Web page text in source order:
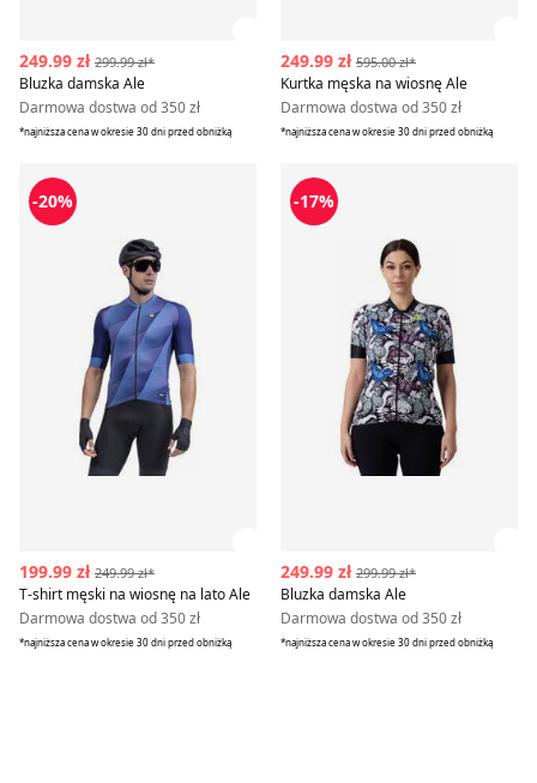
249.99 zł 299.99 zł*
Bluzka damska Ale
Darmowa dostwa od 350 zł
*najniższa cena w okresie 30 dni przed obniżką
249.99 zł 595.00 zł*
Kurtka męska na wiosnę Ale
Darmowa dostwa od 350 zł
*najniższa cena w okresie 30 dni przed obniżką
T-shirt męski na wiosnę na lato Ale
-20%
199.99 zł 249.99 zł*
T-shirt męski na wiosnę na lato Ale
Darmowa dostwa od 350 zł
*najniższa cena w okresie 30 dni przed obniżką
Bluzka damska Ale
-17%
249.99 zł 299.99 zł*
Bluzka damska Ale
Darmowa dostwa od 350 zł
*najniższa cena w okresie 30 dni przed obniżką